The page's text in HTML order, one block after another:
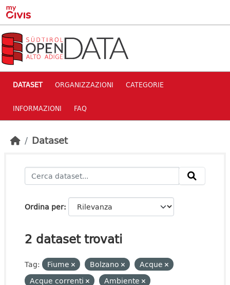
Skip to main content
DATASET ORGANIZZAZIONI CATEGORIE
INFORMAZIONI FAQ
Dataset
Ordina per
2 dataset trovati
Tag: Fiume Bolzano
Acque
Acque correnti
Ambiente